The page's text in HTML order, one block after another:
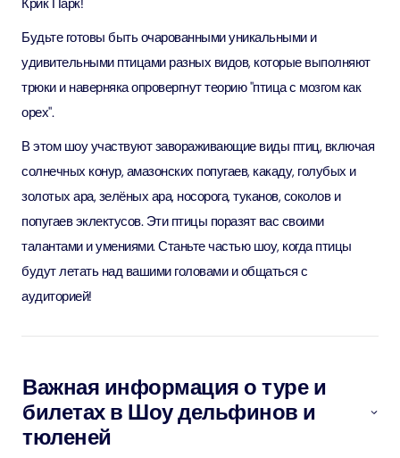
Крик Парк!
Будьте готовы быть очарованными уникальными и
удивительными птицами разных видов, которые выполняют
трюки и наверняка опровергнут теорию "птица с мозгом как
орех".
В этом шоу участвуют завораживающие виды птиц, включая
солнечных конур, амазонских попугаев, какаду, голубых и
золотых ара, зелёных ара, носорога, туканов, соколов и
попугаев эклектусов. Эти птицы поразят вас своими
талантами и умениями. Станьте частью шоу, когда птицы
будут летать над вашими головами и общаться с
аудиторией!
Важная информация о туре и
билетах в Шоу дельфинов и
тюленей